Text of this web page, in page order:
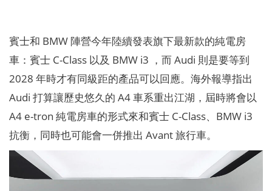
賓士和 BMW 陣營今年陸續發表旗下最新款的純電房
車：賓士 C-Class 以及 BMW i3 ，而 Audi 則是要等到
2028 年時才有同級距的產品可以回應。海外報導指出
Audi 打算讓歷史悠久的 A4 車系重出江湖，屆時將會以
A4 e-tron 純電房車的形式來和賓士 C-Class、BMW i3
抗衡，同時也可能會一併推出 Avant 旅行車。